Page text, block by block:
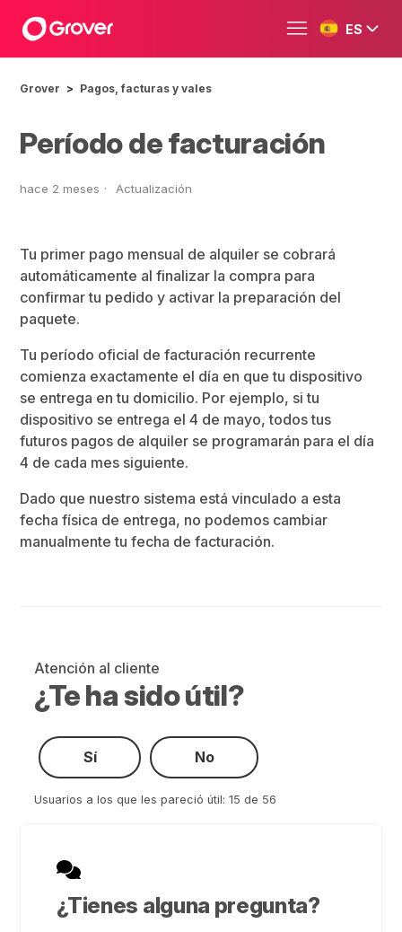
ES
Grover Pagos, facturas y vales
Período de facturación
hace 2 meses Actualización
Tu primer pago mensual de alquiler se cobrará
automáticamente al finalizar la compra para
confirmar tu pedido y activar la preparación del
paquete.
Tu período oficial de facturación recurrente
comienza exactamente el día en que tu dispositivo
se entrega en tu domicilio. Por ejemplo, si tu
dispositivo se entrega el 4 de mayo, todos tus
futuros pagos de alquiler se programarán para el día
4 de cada mes siguiente.
Dado que nuestro sistema está vinculado a esta
fecha física de entrega, no podemos cambiar
manualmente tu fecha de facturación.
Atención al cliente
¿Te ha sido útil?
Sí No
Usuarios a los que les pareció útil: 15 de 56
¿Tienes alguna pregunta?